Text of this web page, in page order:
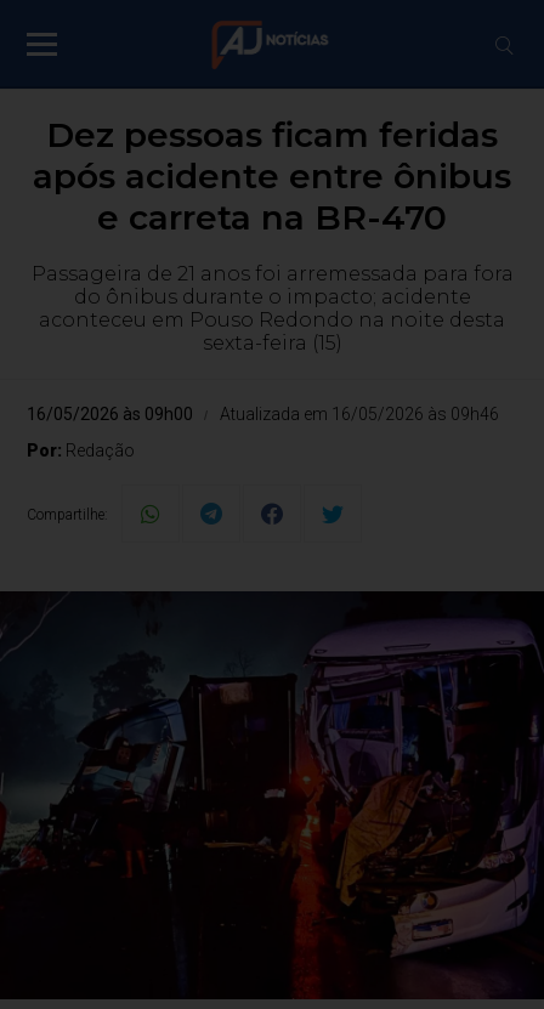
Dez pessoas ficam feridas
após acidente entre ônibus
e carreta na BR-470
Passageira de 21 anos foi arremessada para fora
do ônibus durante o impacto; acidente
aconteceu em Pouso Redondo na noite desta
sexta-feira (15)
16/05/2026 às 09h00
Atualizada em 16/05/2026 às 09h46
Por: Redação
Compartilhe: